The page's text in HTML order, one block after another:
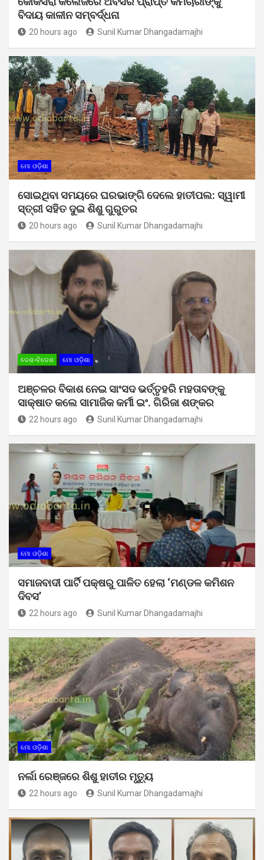
ବିଦାୟ କାଳୀନ ସମ୍ବର୍ଦ୍ଧନା
20 hours ago Sunil Kumar Dhangadamajhi
ମୋ ଓଡ଼ିଶା
ସୋଇଥିବା ସମୟରେ ଘରଭାଙ୍ଗି ଦେଲେ ହାତୀପଲ: ସ୍ୱାମୀ
ସ୍ତ୍ରୀ ସହିତ ଦୁଇ ଶିଶୁ ଗୁରୁତର
20 hours ago Sunil Kumar Dhangadamajhi
ଦେଶ-ବିଦେଶ ମୋ ଓଡ଼ିଶା
ଅଞ୍ଚଳର ବିକାଶ ନେଇ ସାଂସଦ ଭର୍ତ୍ତୃହରି ମହତାବଙ୍କୁ
ସାକ୍ଷାତ କଲେ ସାମାଜିକ କର୍ମୀ ଇଂ. ଗିରିଜା ଶଙ୍କର
22 hours ago Sunil Kumar Dhangadamajhi
ମୋ ଓଡ଼ିଶା
ସମାଜବାଦୀ ପାର୍ଟି ପକ୍ଷରୁ ପାଳିତ ହେଲା ‘ମଣ୍ଡଳ କମିଶନ
ଦିବସ’
22 hours ago Sunil Kumar Dhangadamajhi
ମୋ ଓଡ଼ିଶା
ନର୍ଲା ରେଞ୍ଜରେ ଶିଶୁ ହାତୀର ମୃତ୍ୟୁ
22 hours ago Sunil Kumar Dhangadamajhi